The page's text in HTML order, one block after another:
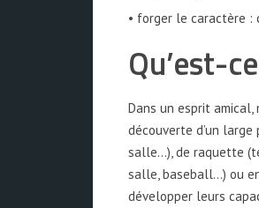
• forger le caractère :
Qu’est-
Dans un esprit
découverte d’un
salle…), de raquette
salle, baseball…) ou
développer leurs